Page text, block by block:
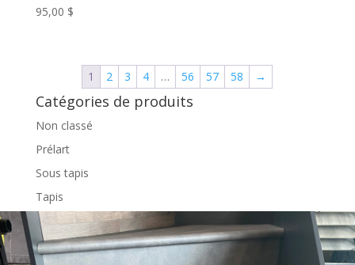
95,00 $
1 2 3 4 … 56 57 58 →
Catégories de produits
Non classé
Prélart
Sous tapis
Tapis